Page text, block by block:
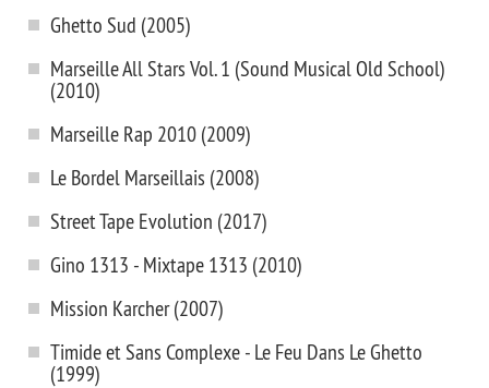
Ghetto Sud (2005)
Marseille All Stars Vol. 1 (Sound Musical Old School)
(2010)
Marseille Rap 2010 (2009)
Le Bordel Marseillais (2008)
Street Tape Evolution (2017)
Gino 1313 - Mixtape 1313 (2010)
Mission Karcher (2007)
Timide et Sans Complexe - Le Feu Dans Le Ghetto
(1999)